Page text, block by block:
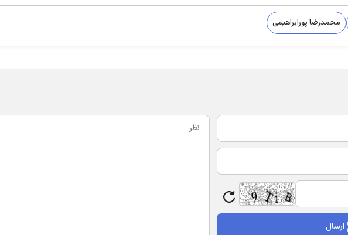
محمدرضا پورابراهیمی